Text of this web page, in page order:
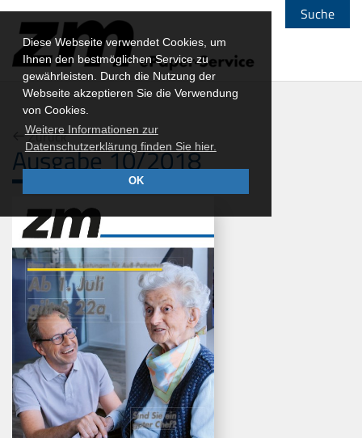
Diese Webseite verwendet Cookies, um
Ihnen den bestmöglichen Service zu
gewährleisten. Durch die Nutzung der
Webseite akzeptieren Sie die Verwendung
von Cookies.
Weitere Informationen zur
Datenschutzerklärung finden Sie hier.
OK
Suche
Ausgabe 10/2018
Zurück